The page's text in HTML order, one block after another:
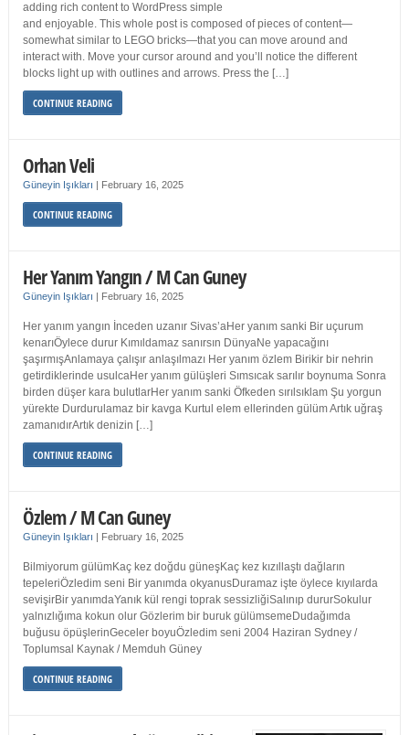
adding rich content to WordPress simple
and enjoyable. This whole post is composed of pieces of content—
somewhat similar to LEGO bricks—that you can move around and
interact with. Move your cursor around and you’ll notice the different
blocks light up with outlines and arrows. Press the […]
CONTINUE READING
Orhan Veli
Güneyin Işıkları | February 16, 2025
CONTINUE READING
Her Yanım Yangın / M Can Guney
Güneyin Işıkları | February 16, 2025
Her yanım yangın İnceden uzanır Sivas’aHer yanım sanki Bir uçurum
kenarıÖylece durur Kımıldamaz sanırsın DünyaNe yapacağını
şaşırmışAnlamaya çalışır anlaşılmazı Her yanım özlem Birikir bir nehrin
getirdiklerinde usulcaHer yanım gülüşleri Sımsıcak sarılır boynuma Sonra
birden düşer kara bulutlarHer yanım sanki Öfkeden sırılsıklam Şu yorgun
yürekte Durdurulamaz bir kavga Kurtul elem ellerinden gülüm Artık uğraş
zamanıdırArtık denizin […]
CONTINUE READING
Özlem / M Can Guney
Güneyin Işıkları | February 16, 2025
Bilmiyorum gülümKaç kez doğdu güneşKaç kez kızıllaştı dağların
tepeleriÖzledim seni Bir yanımda okyanusDuramaz işte öylece kıyılarda
sevişirBir yanımdaYanık kül rengi toprak sessizliğiSalınıp dururSokulur
yalnızlığıma kokun olur Gözlerim bir buruk gülümsemeDudağımda
buğusu öpüşlerinGeceler boyuÖzledim seni 2004 Haziran Sydney /
Toplumsal Kaynak / Memduh Güney
CONTINUE READING